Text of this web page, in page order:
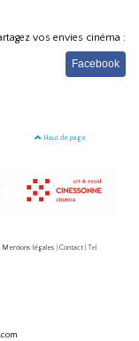
vos envies cinéma :
Facebook
Haut de page
Mentions légales Contact | Tel